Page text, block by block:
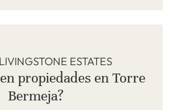
ESTATES
propiedades en Torre
Bermeja?